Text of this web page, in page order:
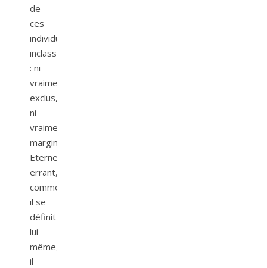
de
ces
individus
inclassables
: ni
vraiment
exclus,
ni
vraiment
marginal.
Eternel
errant,
comme
il se
définit
lui-
même,
il